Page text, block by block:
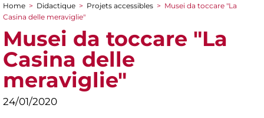
You are here
Home > Didactique > Projets accessibles > Musei da toccare "La
Casina delle meraviglie"
Musei da toccare "La
Casina delle
meraviglie"
24/01/2020